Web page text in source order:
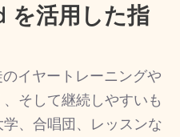
を活用した指
イヤートレーニングや
そして継続しやすいも
、合唱団、レッスンな